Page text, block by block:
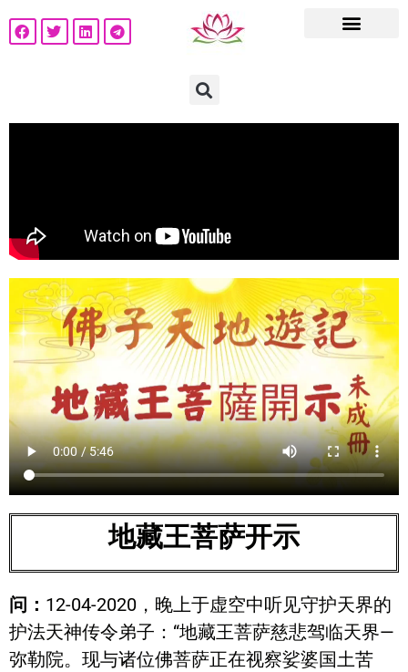
地藏王菩萨开示
问： 12-04-2020，晚上于虚空中听见守护天界的
护法天神传令弟子：“地藏王菩萨慈悲驾临天界—
弥勒院。现与诸位佛菩萨正在视察娑婆国土苦